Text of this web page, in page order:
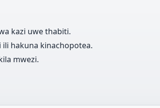
kazi uwe thabiti.
hakuna kinachopotea.
mwezi.